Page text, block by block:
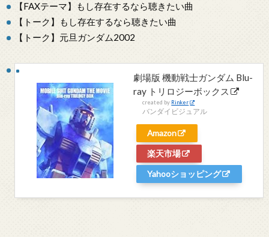
【FAXテーマ】もし存在するなら聴きたい曲
【トーク】もし存在するなら聴きたい曲
【トーク】元旦ガンダム2002
劇場版 機動戦士ガンダム Blu-
ray トリロジーボックス
created by Rinker
バンダイビジュアル
Amazon
楽天市場
Yahooショッピング